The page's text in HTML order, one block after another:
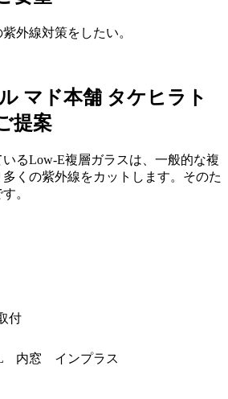
外線対策をしたい。
マド本舗 タケヒラト
提案
るLow-E複層ガラスは、一般的な複
くの紫外線をカットします。そのた
。
付
内窓 インプラス